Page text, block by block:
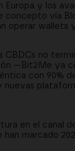
Europa y los
concepto vía
operar
CBDCs no
—Bit2Me ya
con
en el canal
marcado